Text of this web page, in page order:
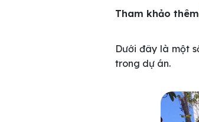
Tham khảo
Dưới đây là một
trong dự án.